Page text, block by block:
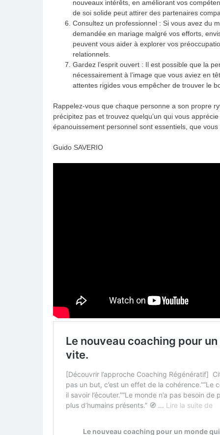
nouveaux intérêts, en améliorant vos
de soi solide peut attirer des partenaires
Consultez un professionnel : Si vous avez du
demandée en mariage malgré vos efforts,
peuvent vous aider à explorer vos
relationnels.
Gardez l’esprit ouvert : Il est possible que la
nécessairement à l’image que vous aviez en
attentes rigides vous empêcher de trouver le
Rappelez-vous que chaque personne a son propre
précipitez pas et trouvez quelqu’un qui vous
épanouissement personnel sont essentiels, que vous
Guido SAVERIO